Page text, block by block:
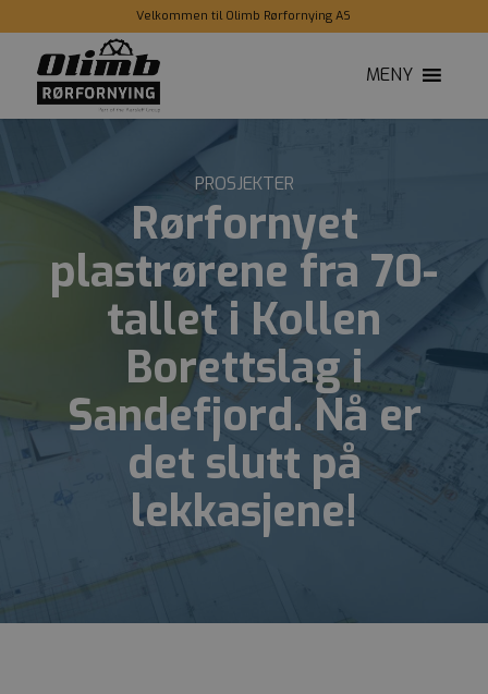
Velkommen til Olimb Rørfornying AS
MENY
PROSJEKTER
Rørfornyet
plastrørene fra 70-
tallet i Kollen
Borettslag i
Sandefjord. Nå er
det slutt på
lekkasjene!